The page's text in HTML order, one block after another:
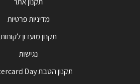
מדיניות פרטיות
תקנון מועדון לקוחות
נגישות
תקנון הטבת Mastercard Day